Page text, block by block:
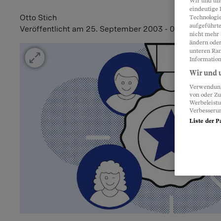
Otto Stich
Veröffentlicht am 25. September 2003 - 02:00 Uhr
eindeutige
nicht mehr
ändern
unteren
Wir und
von oder
Liste der